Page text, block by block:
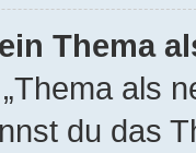
Thema
als
du das